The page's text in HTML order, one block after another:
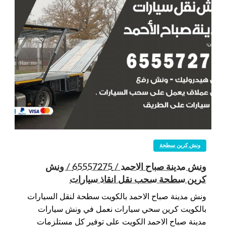
ونش كرين سطحة
ونش مدينة صباح الاحمد / 65557275 / ونش
كرين سطحة سحب نقل انقاذ سيارات
ونش مدينة صباح الاحمد بالكويت سطحة لنقل السيارات
بالكويت كرين سحي سيارات نعمل في ونش سيارات
مدينة صباح الاحمد الكويت على توفير كل مستلزمات